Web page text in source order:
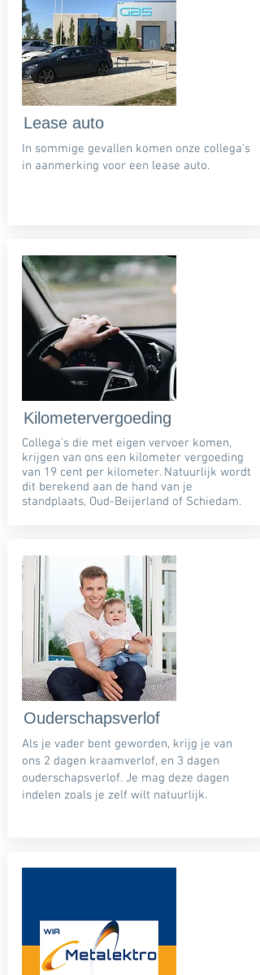
Lease auto
In sommige gevallen komen onze collega's
in aanmerking voor een lease auto.
Kilometervergoeding
Collega's die met eigen vervoer komen,
krijgen van ons een kilometer vergoeding
van 19 cent per kilometer. Natuurlijk wordt
dit berekend aan de hand van je
standplaats, Oud-Beijerland of Schiedam.
Ouderschapsverlof
Als je vader bent geworden, krijg je van
ons 2 dagen kraamverlof, en 3 dagen
ouderschapsverlof. Je mag deze dagen
indelen zoals je zelf wilt natuurlijk.